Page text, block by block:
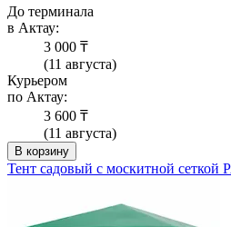
До терминала
в Актау:
3 000 ₸
(11 августа)
Курьером
по Актау:
3 600 ₸
(11 августа)
В корзину
Тент садовый с москитной сеткой